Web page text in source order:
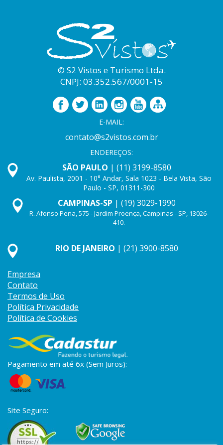
© S2 Vistos e Turismo Ltda.
CNPJ: 03.352.567/0001-15
E-MAIL:
contato@s2vistos.com.br
ENDEREÇOS:
SÃO PAULO | (11) 3199-8580
Av. Paulista, 2001 - 10° Andar, Sala 1023 - Bela Vista, São
Paulo - SP, 01311-300
CAMPINAS-SP | (19) 3029-1990
R. Afonso Pena, 575 - Jardim Proença, Campinas - SP, 13026-
410.
RIO DE JANEIRO | (21) 3900-8580
Empresa
Contato
Termos de Uso
Política Privacidade
Política de Cookies
Pagamento em até 6x (Sem Juros):
Site Seguro: